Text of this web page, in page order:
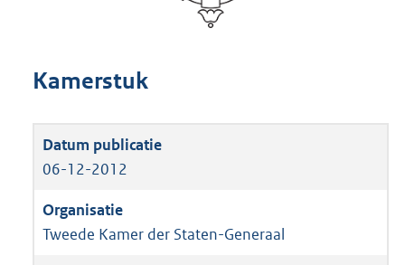
Kamerstuk
06-12-2012
Tweede Kamer der Staten-Generaal